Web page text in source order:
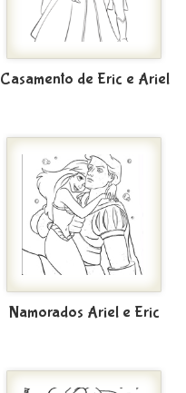
Casamento de Eric e Ariel
Namorados Ariel e Eric